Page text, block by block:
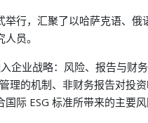
行，汇聚了以哈萨克语、俄
员。
企业战略：风险、报告与财
理的机制、非财务报告对投
际 ESG 标准所带来的主要风